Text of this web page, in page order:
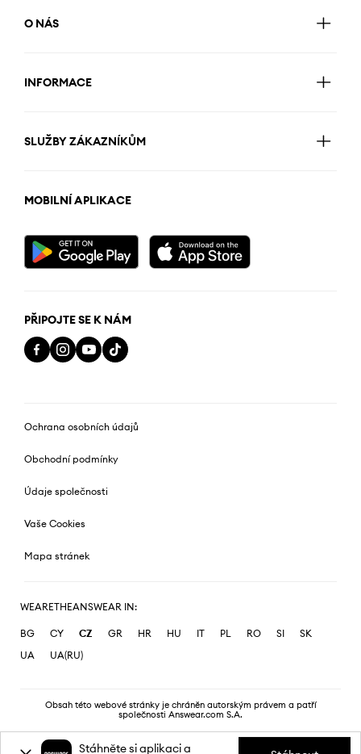
O NÁS
INFORMACE
SLUŽBY ZÁKAZNÍKŮM
MOBILNÍ APLIKACE
PŘIPOJTE SE K NÁM
Ochrana osobních údajů
Obchodní podmínky
Údaje společnosti
Vaše Cookies
Mapa stránek
WEARETHEANSWEAR IN:
BG CY CZ GR HR HU IT PL RO SI
SK
UA
UA(RU)
Obsah této webové stránky je chráněn autorským právem a patří
společnosti Answear.com S.A.
Stáhněte si aplikaci a